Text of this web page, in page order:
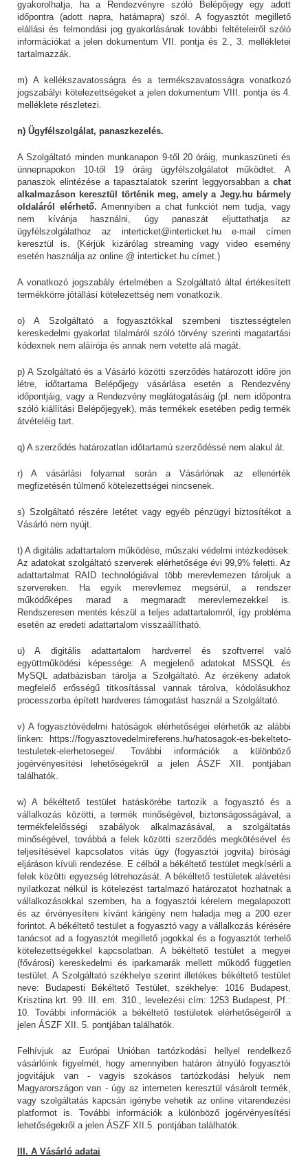
gyakorolhatja, ha a Rendezvényre szóló Belépőjegy egy adott
időpontra (adott napra, határnapra) szól. A fogyasztót megillető
elállási és felmondási jog gyakorlásának további feltételeiről szóló
információkat a jelen dokumentum VII. pontja és 2., 3. mellékletei
tartalmazzák.
m) A kellékszavatosságra és a termékszavatosságra vonatkozó
jogszabályi kötelezettségeket a jelen dokumentum VIII. pontja és 4.
melléklete részletezi.
n) Ügyfélszolgálat, panaszkezelés.
A Szolgáltató minden munkanapon 9-től 20 óráig, munkaszüneti és
ünnepnapokon 10-től 19 óráig ügyfélszolgálatot működtet. A
panaszok elintézése a tapasztalatok szerint leggyorsabban a chat
alkalmazáson keresztül történik meg, amely a Jegy.hu bármely
oldaláról elérhető. Amennyiben a chat funkciót nem tudja, vagy
nem kívánja használni, úgy panaszát eljuttathatja az
ügyfélszolgálathoz az interticket@interticket.hu e-mail címen
keresztül is. (Kérjük kizárólag streaming vagy video esemény
esetén használja az online @ interticket.hu címet.)
A vonatkozó jogszabály értelmében a Szolgáltató által értékesített
termékkörre jótállási kötelezettség nem vonatkozik.
o) A Szolgáltató a fogyasztókkal szembeni tisztességtelen
kereskedelmi gyakorlat tilalmáról szóló törvény szerinti magatartási
kódexnek nem aláírója és annak nem vetette alá magát.
p) A Szolgáltató és a Vásárló közötti szerződés határozott időre jön
létre, időtartama Belépőjegy vásárlása esetén a Rendezvény
időpontjáig, vagy a Rendezvény meglátogatásáig (pl. nem időpontra
szóló kiállítási Belépőjegyek), más termékek esetében pedig termék
átvételéig tart.
q) A szerződés határozatlan időtartamú szerződéssé nem alakul át.
r) A vásárlási folyamat során a Vásárlónak az ellenérték
megfizetésén túlmenő kötelezettségei nincsenek.
s) Szolgáltató részére letétet vagy egyéb pénzügyi biztosítékot a
Vásárló nem nyújt.
t) A digitális adattartalom működése, műszaki védelmi intézkedések:
Az adatokat szolgáltató szerverek elérhetősége évi 99,9% feletti. Az
adattartalmat RAID technológiával több merevlemezen tároljuk a
szervereken. Ha egyik merevlemez megsérül, a rendszer
működőképes marad a megmaradt merevlemezekkel is.
Rendszeresen mentés készül a teljes adattartalomról, így probléma
esetén az eredeti adattartalom visszaállítható.
u) A digitális adattartalom hardverrel és szoftverrel való
együttműködési képessége: A megjelenő adatokat MSSQL és
MySQL adatbázisban tárolja a Szolgáltató. Az érzékeny adatok
megfelelő erősségű titkosítással vannak tárolva, kódolásukhoz
processzorba épített hardveres támogatást használ a Szolgáltató.
v) A fogyasztóvédelmi hatóságok elérhetőségei elérhetők az alábbi
linken: https://fogyasztovedelmireferens.hu/hatosagok-es-bekelteto-
testuletek-elerhetosegei/. További információk a különböző
jogérvényesítési lehetőségekről a jelen ÁSZF XII. pontjában
találhatók.
w) A békéltető testület hatáskörébe tartozik a fogyasztó és a
vállalkozás közötti, a termék minőségével, biztonságosságával, a
termékfelelősségi szabályok alkalmazásával, a szolgáltatás
minőségével, továbbá a felek közötti szerződés megkötésével és
teljesítésével kapcsolatos vitás ügy (fogyasztói jogvita) bírósági
eljáráson kívüli rendezése. E célból a békéltető testület megkísérli a
felek közötti egyezség létrehozását. A békéltető testületek alávetési
nyilatkozat nélkül is kötelezést tartalmazó határozatot hozhatnak a
vállalkozásokkal szemben, ha a fogyasztói kérelem megalapozott
és az érvényesíteni kívánt kárigény nem haladja meg a 200 ezer
forintot. A békéltető testület a fogyasztó vagy a vállalkozás kérésére
tanácsot ad a fogyasztót megillető jogokkal és a fogyasztót terhelő
kötelezettségekkel kapcsolatban. A békéltető testület a megyei
(fővárosi) kereskedelmi és iparkamarák mellett működő független
testület. A Szolgáltató székhelye szerint illetékes békéltető testület
neve: Budapesti Békéltető Testület, székhelye: 1016 Budapest,
Krisztina krt. 99. III. em. 310., levelezési cím: 1253 Budapest, Pf.:
10. További információk a békéltető testületek elérhetőségeiről a
jelen ÁSZF XII. 5. pontjában találhatók.
Felhívjuk az Európai Unióban tartózkodási hellyel rendelkező
vásárlóink figyelmét, hogy amennyiben határon átnyúló fogyasztói
jogvitájuk van - vagyis szokásos tartózkodási helyük nem
Magyarországon van - úgy az interneten keresztül vásárolt termék,
vagy szolgáltatás kapcsán igénybe vehetik az online vitarendezési
platformot is. További információk a különböző jogérvényesítési
lehetőségekről a jelen ÁSZF XII.5. pontjában találhatók.
III. A Vásárló adatai